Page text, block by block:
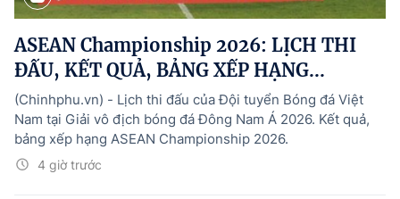
ASEAN Championship 2026: LỊCH THI
ĐẤU, KẾT QUẢ, BẢNG XẾP HẠNG...
4 giờ trước
(Chinhphu.vn) - Lịch thi đấu của Đội tuyển Bóng đá Việt
Nam tại Giải vô địch bóng đá Đông Nam Á 2026. Kết quả,
bảng xếp hạng ASEAN Championship 2026.